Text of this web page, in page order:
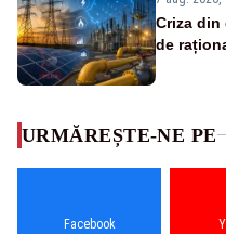
Criza din
de
URMĂREȘTE-NE PE
Facebook